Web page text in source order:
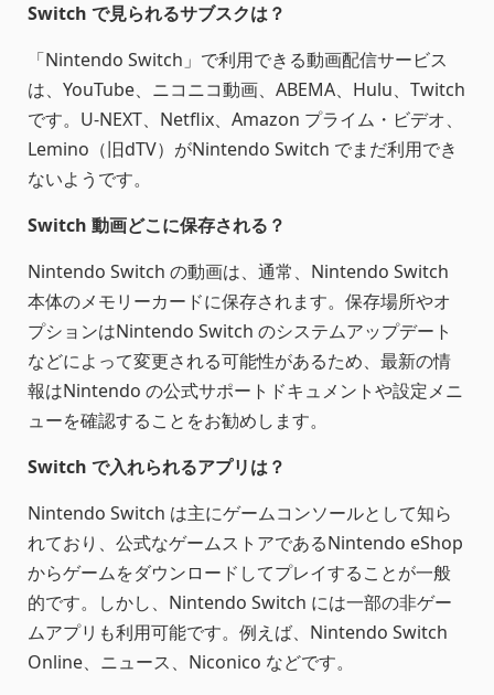
Switch で見られるサブスクは？
「Nintendo Switch」で利用できる動画配信サービス
は、YouTube、ニコニコ動画、ABEMA、Hulu、Twitch
です。U-NEXT、Netflix、Amazon プライム・ビデオ、
Lemino（旧dTV）がNintendo Switch でまだ利用でき
ないようです。
Switch 動画どこに保存される？
Nintendo Switch の動画は、通常、Nintendo Switch
本体のメモリーカードに保存されます。保存場所やオ
プションはNintendo Switch のシステムアップデート
などによって変更される可能性があるため、最新の情
報はNintendo の公式サポートドキュメントや設定メニ
ューを確認することをお勧めします。
Switch で入れられるアプリは？
Nintendo Switch は主にゲームコンソールとして知ら
れており、公式なゲームストアであるNintendo eShop
からゲームをダウンロードしてプレイすることが一般
的です。しかし、Nintendo Switch には一部の非ゲー
ムアプリも利用可能です。例えば、Nintendo Switch
Online、ニュース、Niconico などです。